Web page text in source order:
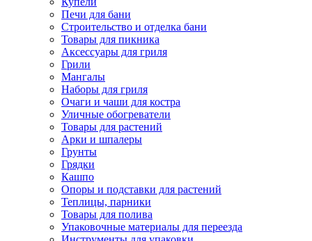
Печи для бани
Строительство и отделка бани
Товары для пикника
Аксессуары для гриля
Грили
Мангалы
Наборы для гриля
Очаги и чаши для костра
Уличные обогреватели
Товары для растений
Арки и шпалеры
Грунты
Грядки
Кашпо
Опоры и подставки для растений
Теплицы, парники
Товары для полива
Упаковочные материалы для переезда